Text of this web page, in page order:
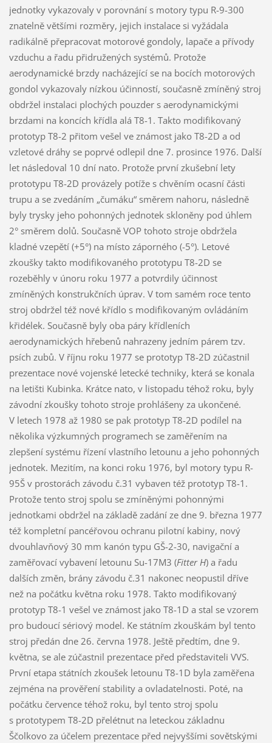
jednotky vykazovaly v porovnání s motory typu R-9-300
znatelně většími rozměry, jejich instalace si vyžádala
radikálně přepracovat motorové gondoly, lapače a přívody
vzduchu a řadu přidružených systémů. Protože
aerodynamické brzdy nacházející se na bocích motorových
gondol vykazovaly nízkou účinností, současně zmíněný stroj
obdržel instalaci plochých pouzder s aerodynamickými
brzdami na koncích křídla alá T8-1. Takto modifikovaný
prototyp T8-2 přitom vešel ve známost jako T8-2D a od
vzletové dráhy se poprvé odlepil dne 7. prosince 1976. Další
let následoval 10 dní nato. Protože první zkušební lety
prototypu T8-2D provázely potíže s chvěním ocasní části
trupu a se zvedáním „čumáku“ směrem nahoru, následně
byly trysky jeho pohonných jednotek skloněny pod úhlem
2° směrem dolů. Současně VOP tohoto stroje obdržela
kladné vzepětí (+5°) na místo záporného (-5°). Letové
zkoušky takto modifikovaného prototypu T8-2D se
rozeběhly v únoru roku 1977 a potvrdily účinnost
zmíněných konstrukčních úprav. V tom samém roce tento
stroj obdržel též nové křídlo s modifikovaným ovládáním
křidélek. Současně byly oba páry křídleních
aerodynamických hřebenů nahrazeny jedním párem tzv.
psích zubů. V říjnu roku 1977 se prototyp T8-2D zúčastnil
prezentace nové vojenské letecké techniky, která se konala
na letišti Kubinka. Krátce nato, v listopadu téhož roku, byly
závodní zkoušky tohoto stroje prohlášeny za ukončené.
V letech 1978 až 1980 se pak prototyp T8-2D podílel na
několika výzkumných programech se zaměřením na
zlepšení systému řízení vlastního letounu a jeho pohonných
jednotek. Mezitím, na konci roku 1976, byl motory typu R-
95Š v prostorách závodu č.31 vybaven též prototyp T8-1.
Protože tento stroj spolu se zmíněnými pohonnými
jednotkami obdržel na základě zadání ze dne 9. března 1977
též kompletní pancéřovou ochranu pilotní kabiny, nový
dvouhlavňový 30 mm kanón typu GŠ-2-30, navigační a
zaměřovací vybavení letounu Su-17M3 (Fitter H) a řadu
dalších změn, brány závodu č.31 nakonec neopustil dříve
než na počátku května roku 1978. Takto modifikovaný
prototyp T8-1 vešel ve známost jako T8-1D a stal se vzorem
pro budoucí sériový model. Ke státním zkouškám byl tento
stroj předán dne 26. června 1978. Ještě předtím, dne 9.
května, se ale zúčastnil prezentace před představiteli VVS.
První etapa státních zkoušek letounu T8-1D byla zaměřena
zejména na prověření stability a ovladatelnosti. Poté, na
počátku července téhož roku, byl tento stroj spolu
s prototypem T8-2D přelétnut na leteckou základnu
Ščolkovo za účelem prezentace před nejvyššími sovětskými